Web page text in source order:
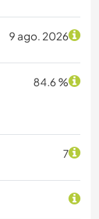
9 ago. 2026
84.6 %
7